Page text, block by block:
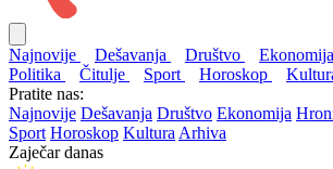
Najnovije Dešavanja Društvo Ekonomija
Politika
Čitulje Sport Horoskop
Pratite nas:
Najnovije Dešavanja Društvo Ekonomija
Sport Horoskop Kultura Arhiva
Zaječar danas